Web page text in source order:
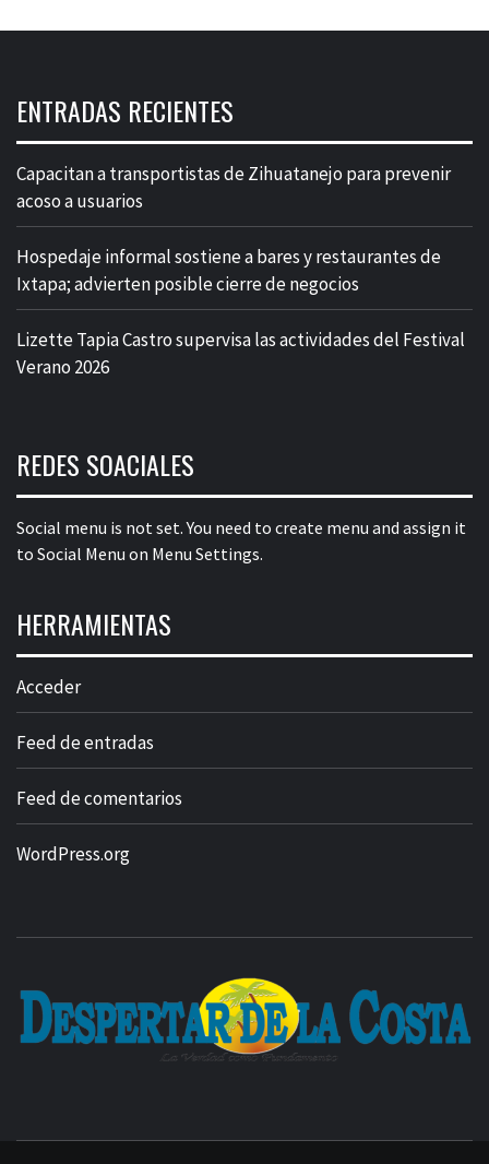
ENTRADAS RECIENTES
Capacitan a transportistas de Zihuatanejo para prevenir
acoso a usuarios
Hospedaje informal sostiene a bares y restaurantes de
Ixtapa; advierten posible cierre de negocios
Lizette Tapia Castro supervisa las actividades del Festival
Verano 2026
REDES SOACIALES
Social menu is not set. You need to create menu and assign it
to Social Menu on Menu Settings.
HERRAMIENTAS
Acceder
Feed de entradas
Feed de comentarios
WordPress.org